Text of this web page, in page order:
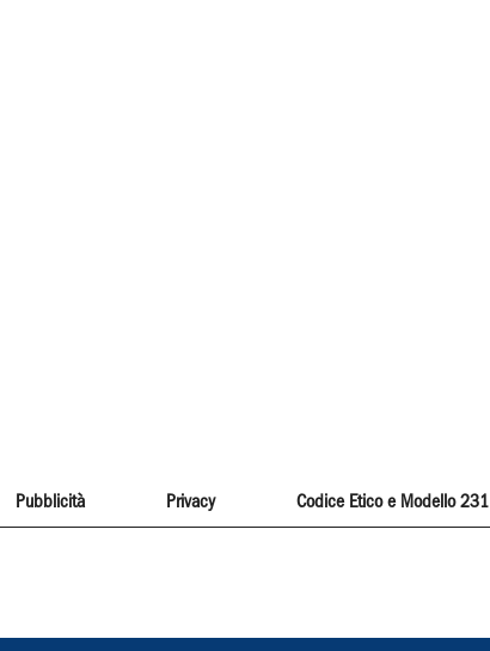
Pubblicità Privacy Codice Etico e Modello 231